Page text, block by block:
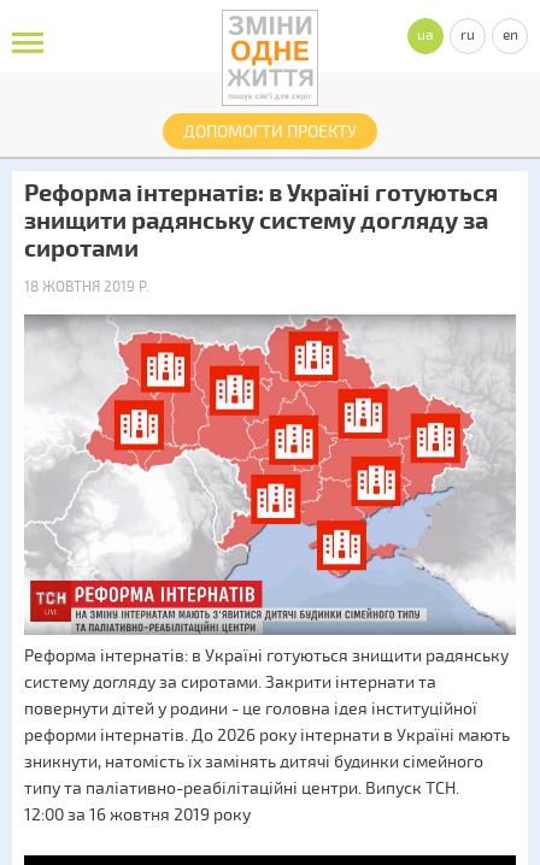
ДОПОМОГТИ ПРОЕКТУ
ua ru en
Реформа інтернатів: в Україні готуються
знищити радянську систему догляду за
сиротами
18 ЖОВТНЯ 2019 Р.
Реформа інтернатів: в Україні готуються знищити радянську
систему догляду за сиротами. Закрити інтернати та
повернути дітей у родини - це головна ідея інституційної
реформи інтернатів. До 2026 року інтернати в Україні мають
зникнути, натомість їх замінять дитячі будинки сімейного
типу та паліативно-реабілітаційні центри. Випуск ТСН.
12:00 за 16 жовтня 2019 року